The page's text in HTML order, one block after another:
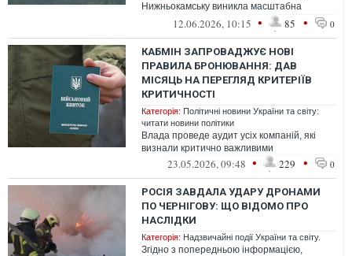
Нижньокамську виникла масштабна
пожежа на території одного з найбільших
12.06.2026, 10:15 • 85 • 0
КАБМІН ЗАПРОВАДЖУЄ НОВІ
ПРАВИЛА БРОНЮВАННЯ: ДАВ
МІСЯЦЬ НА ПЕРЕГЛЯД КРИТЕРІЇВ
КРИТИЧНОСТІ
Категорія: Політичні новини України та світу:
читати новини політики
Влада проведе аудит усіх компаній, які
визнали критично важливими
23.05.2026, 09:48 • 229 • 0
РОСІЯ ЗАВДАЛА УДАРУ ДРОНАМИ
ПО ЧЕРНІГОВУ: ЩО ВІДОМО ПРО
НАСЛІДКИ
Категорія: Надзвичайні події України та світу.
Згідно з попередньою інформацією,